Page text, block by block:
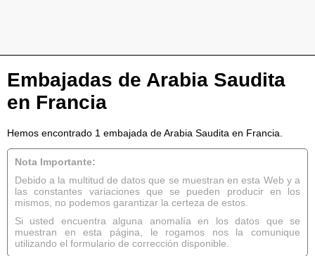
Embajadas de Arabia Saudita
en Francia
Hemos encontrado 1 embajada de Arabia Saudita en Francia.
Nota Importante:
Debido a la multitud de datos que se muestran en esta Web y a
las constantes variaciones que se pueden producir en los
mismos, no podemos garantizar la certeza de estos.
Si usted encuentra alguna anomalía en los datos que se
muestran en esta página, le rogamos nos la comunique
utilizando el formulario de corrección disponible.